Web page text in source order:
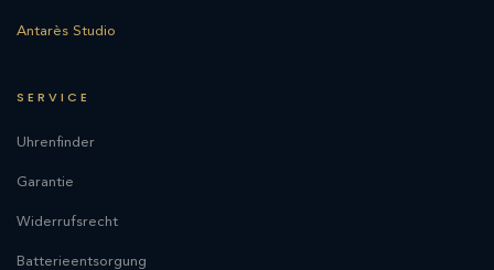
Antarès Studio
SERVICE
Uhrenfinder
Garantie
Widerrufsrecht
Batterieentsorgung